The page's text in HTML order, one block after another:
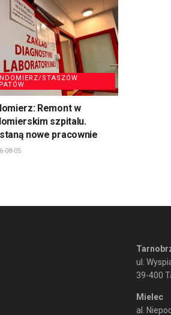
STASZÓW
Remont w
szpitalu.
nowe pracownie
08-05
ul.
39-400
Mielec
al.